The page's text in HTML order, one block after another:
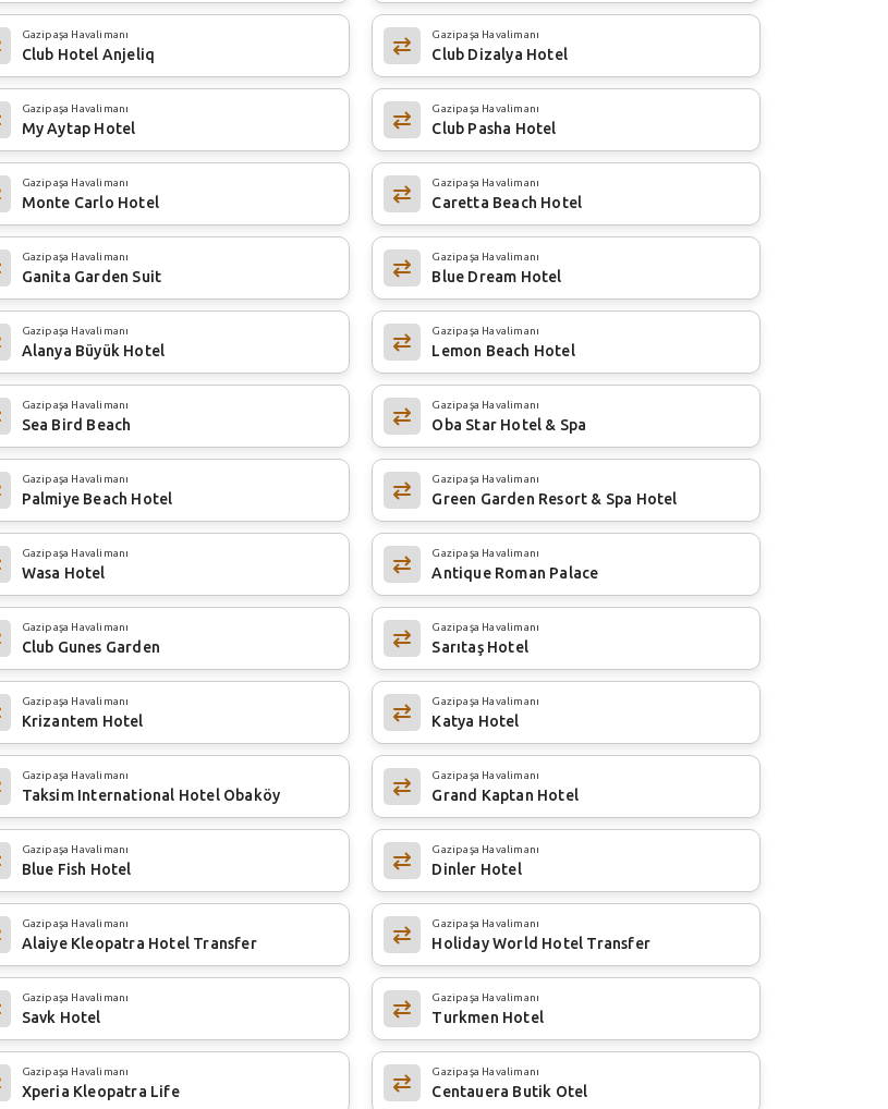
Gazipaşa Havalimanı
Club Hotel Anjeliq
Gazipaşa Havalimanı
Club Dizalya Hotel
Gazipaşa Havalimanı
My Aytap Hotel
Gazipaşa Havalimanı
Club Pasha Hotel
Gazipaşa Havalimanı
Monte Carlo Hotel
Gazipaşa Havalimanı
Caretta Beach Hotel
Gazipaşa Havalimanı
Ganita Garden Suit
Gazipaşa Havalimanı
Blue Dream Hotel
Gazipaşa Havalimanı
Alanya Büyük Hotel
Gazipaşa Havalimanı
Lemon Beach Hotel
Gazipaşa Havalimanı
Sea Bird Beach
Gazipaşa Havalimanı
Oba Star Hotel & Spa
Gazipaşa Havalimanı
Palmiye Beach Hotel
Gazipaşa Havalimanı
Green Garden Resort & Spa Hotel
Gazipaşa Havalimanı
Wasa Hotel
Gazipaşa Havalimanı
Antique Roman Palace
Gazipaşa Havalimanı
Club Gunes Garden
Gazipaşa Havalimanı
Sarıtaş Hotel
Gazipaşa Havalimanı
Krizantem Hotel
Gazipaşa Havalimanı
Katya Hotel
Gazipaşa Havalimanı
Taksim International Hotel Obaköy
Gazipaşa Havalimanı
Grand Kaptan Hotel
Gazipaşa Havalimanı
Blue Fish Hotel
Gazipaşa Havalimanı
Dinler Hotel
Gazipaşa Havalimanı
Alaiye Kleopatra Hotel Transfer
Gazipaşa Havalimanı
Holiday World Hotel Transfer
Gazipaşa Havalimanı
Savk Hotel
Gazipaşa Havalimanı
Turkmen Hotel
Gazipaşa Havalimanı
Xperia Kleopatra Life
Gazipaşa Havalimanı
Centauera Butik Otel